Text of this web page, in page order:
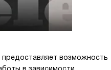
возможность
в зависимости